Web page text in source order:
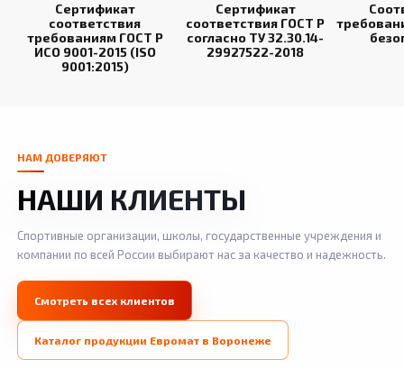
Сертификат
соответствия
требованиям ГОСТ Р
ИСО 9001-2015 (ISO
9001:2015)
Сертификат
соответствия ГОСТ Р
согласно ТУ 32.30.14-
29927522-2018
НАМ ДОВЕРЯЮТ
НАШИ КЛИЕНТЫ
Спортивные организации, школы, государственные учреждения и
компании по всей России выбирают нас за качество и надежность.
Смотреть всех клиентов
Каталог продукции Евромат в Воронеже